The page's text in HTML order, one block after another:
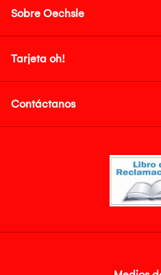
Sobre Oechsle
Tarjeta oh!
Contáctanos